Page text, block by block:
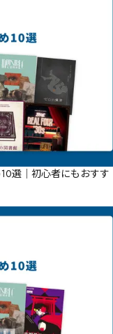
選｜初心者にもおすす